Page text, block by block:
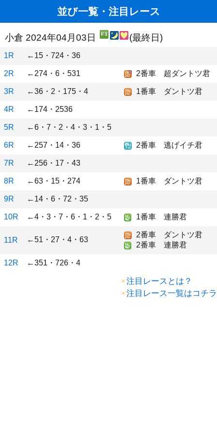
並び一覧・注目レース
小倉 2024年04月03日 (最終日)
1R ←15・724・36
2R ←274・6・531 2番車 超ダントツ君
3R ←36・2・175・4 1番車 ダントツ君
4R ←174・2536
5R ←6・7・2・4・3・1・5
6R ←257・14・36 2番車 逃げイチ君
7R ←256・17・43
8R ←63・15・274 1番車 ダントツ君
9R ←14・6・72・35
10R ←4・3・7・6・1・2・5 1番車 連勝君
11R ←51・27・4・63
2番車 ダントツ君
2番車 連勝君
12R ←351・726・4
注目レースとは？
注目レース一覧はコチラ